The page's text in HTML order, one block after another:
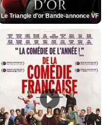
Le Triangle d'or Bande-annonce VF